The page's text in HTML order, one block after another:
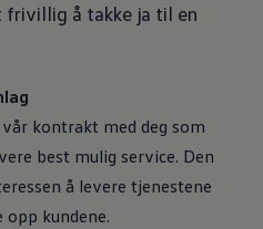
å takke ja til en
kontrakt med deg som
best mulig service. Den
å levere tjenestene
opp kundene.